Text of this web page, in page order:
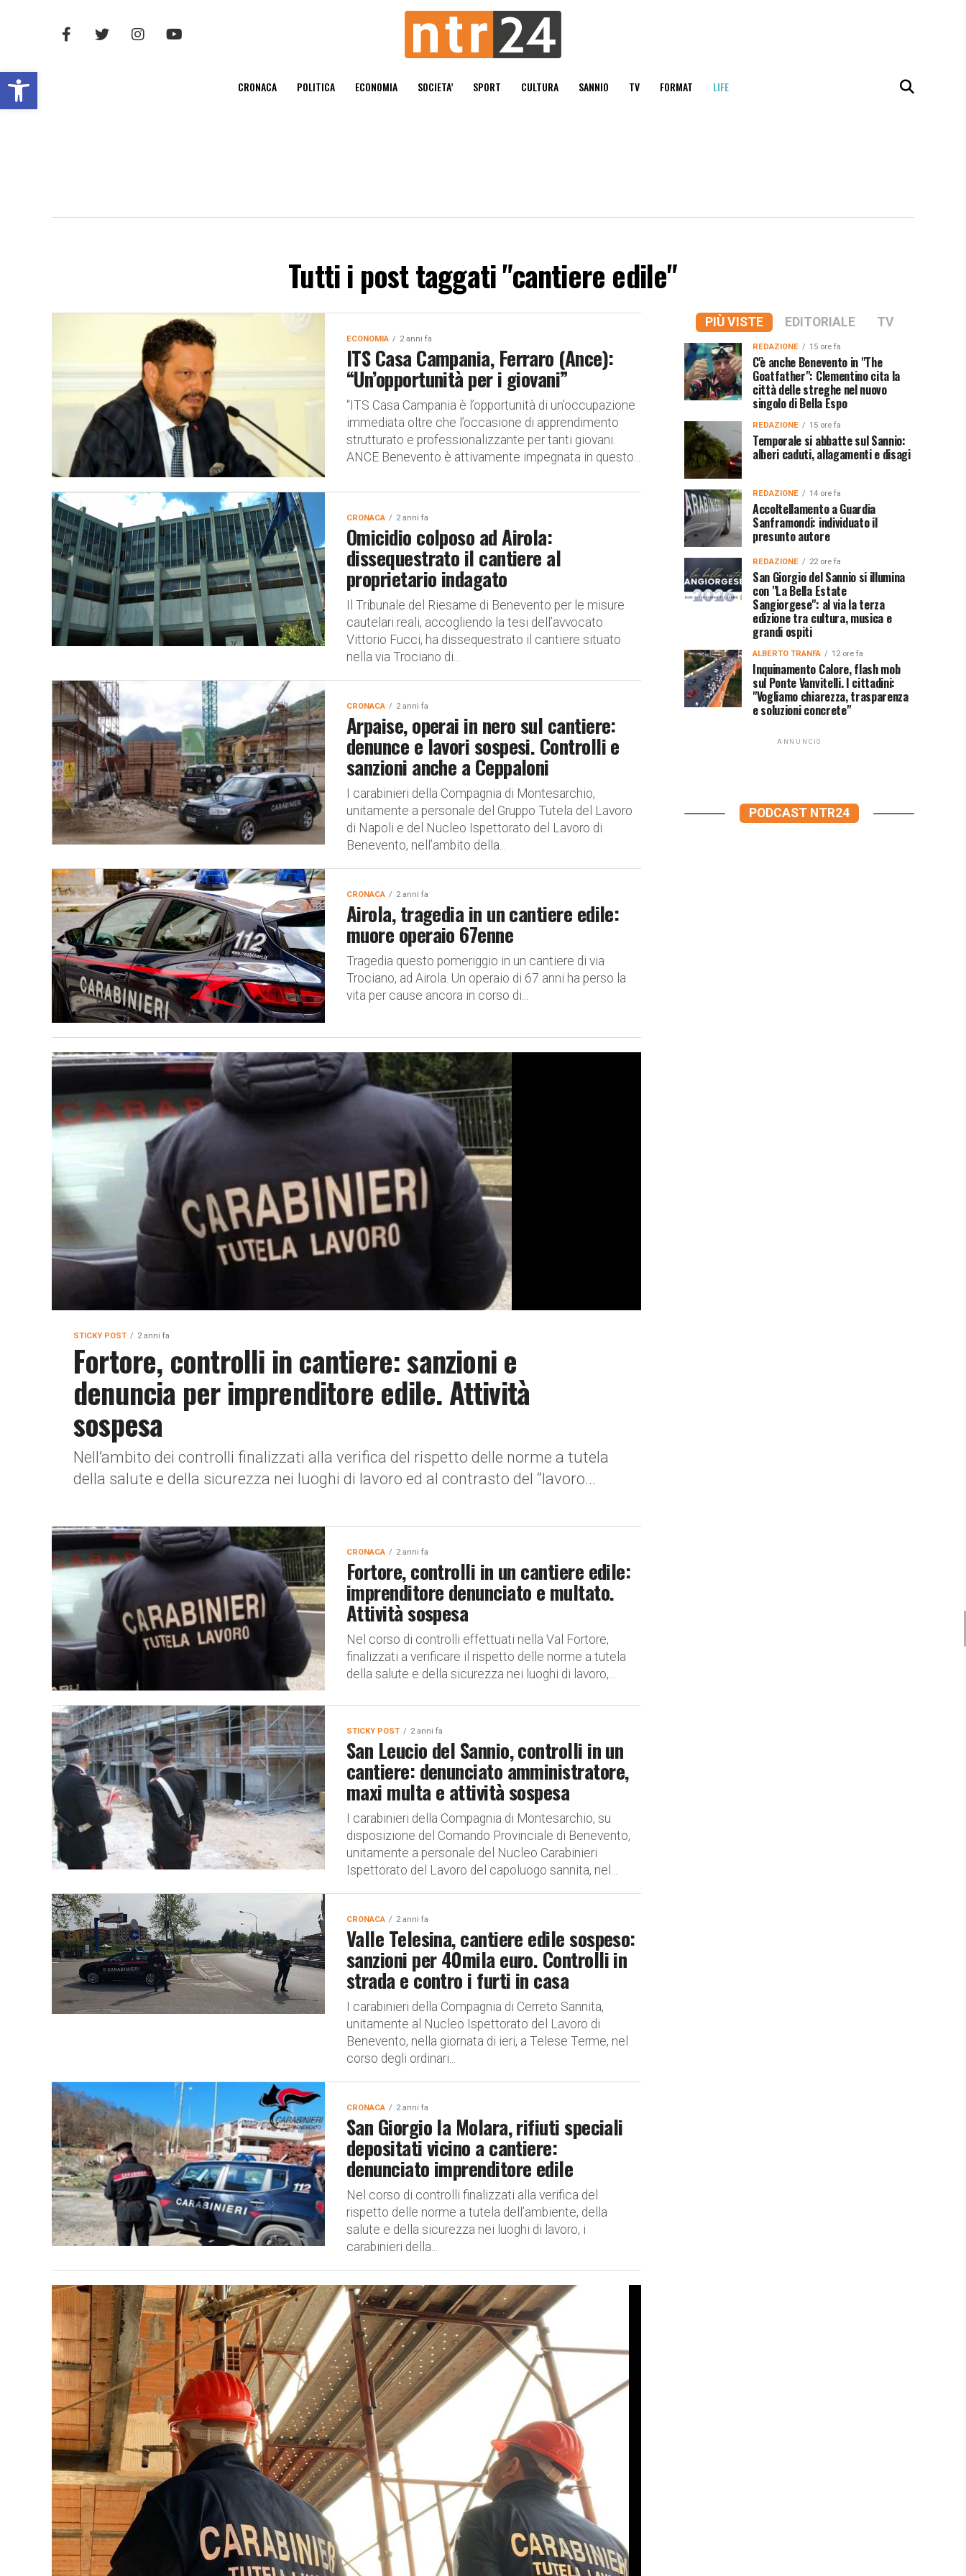
Open toolbar CRONACA POLITICA ECONOMIA SOCIETA’ SPORT CULTURA SANNIO TV FORMAT LIFE
Tutti i post taggati "cantiere edile"
ECONOMIA 2 anni fa
ITS Casa Campania, Ferraro (Ance):
“Un’opportunità per i giovani”
“ITS Casa Campania è l’opportunità di un’occupazione
immediata oltre che l’occasione di apprendimento
strutturato e professionalizzante per tanti giovani.
ANCE Benevento è attivamente impegnata in questo...
CRONACA 2 anni fa
Omicidio colposo ad Airola:
dissequestrato il cantiere al
proprietario indagato
Il Tribunale del Riesame di Benevento per le misure
cautelari reali, accogliendo la tesi dell’avvocato
Vittorio Fucci, ha dissequestrato il cantiere situato
nella via Trociano di...
CRONACA 2 anni fa
Arpaise, operai in nero sul cantiere:
denunce e lavori sospesi. Controlli e
sanzioni anche a Ceppaloni
I carabinieri della Compagnia di Montesarchio,
unitamente a personale del Gruppo Tutela del Lavoro
di Napoli e del Nucleo Ispettorato del Lavoro di
Benevento, nell’ambito della...
CRONACA 2 anni fa
Airola, tragedia in un cantiere edile:
muore operaio 67enne
Tragedia questo pomeriggio in un cantiere di via
Trociano, ad Airola. Un operaio di 67 anni ha perso la
vita per cause ancora in corso di...
STICKY POST 2 anni fa
Fortore, controlli in cantiere: sanzioni e
denuncia per imprenditore edile. Attività
sospesa
Nell’ambito dei controlli finalizzati alla verifica del rispetto delle norme a tutela
della salute e della sicurezza nei luoghi di lavoro ed al contrasto del “lavoro...
CRONACA 2 anni fa
Fortore, controlli in un cantiere edile:
imprenditore denunciato e multato.
Attività sospesa
Nel corso di controlli effettuati nella Val Fortore,
finalizzati a verificare il rispetto delle norme a tutela
della salute e della sicurezza nei luoghi di lavoro,...
STICKY POST 2 anni fa
San Leucio del Sannio, controlli in un
cantiere: denunciato amministratore,
maxi multa e attività sospesa
I carabinieri della Compagnia di Montesarchio, su
disposizione del Comando Provinciale di Benevento,
unitamente a personale del Nucleo Carabinieri
Ispettorato del Lavoro del capoluogo sannita, nel...
CRONACA 2 anni fa
Valle Telesina, cantiere edile sospeso:
sanzioni per 40mila euro. Controlli in
strada e contro i furti in casa
I carabinieri della Compagnia di Cerreto Sannita,
unitamente al Nucleo Ispettorato del Lavoro di
Benevento, nella giornata di ieri, a Telese Terme, nel
corso degli ordinari...
CRONACA 2 anni fa
San Giorgio la Molara, rifiuti speciali
depositati vicino a cantiere:
denunciato imprenditore edile
Nel corso di controlli finalizzati alla verifica del
rispetto delle norme a tutela dell’ambiente, della
salute e della sicurezza nei luoghi di lavoro, i
carabinieri della...
PIÙ VISTE EDITORIALE TV
REDAZIONE 15 ore fa
C'è anche Benevento in "The
Goatfather": Clementino cita la
città delle streghe nel nuovo
singolo di Bella Espo
REDAZIONE 15 ore fa
Temporale si abbatte sul Sannio:
alberi caduti, allagamenti e disagi
REDAZIONE 14 ore fa
Accoltellamento a Guardia
Sanframondi: individuato il
presunto autore
REDAZIONE 22 ore fa
San Giorgio del Sannio si illumina
con "La Bella Estate
Sangiorgese": al via la terza
edizione tra cultura, musica e
grandi ospiti
ALBERTO TRANFA 12 ore fa
Inquinamento Calore, flash mob
sul Ponte Vanvitelli. I cittadini:
"Vogliamo chiarezza, trasparenza
e soluzioni concrete"
ANNUNCIO
PODCAST NTR24